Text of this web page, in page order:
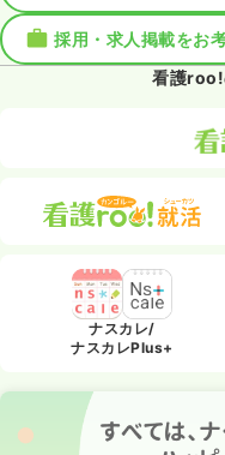
採用・求人掲載をお
看護roo!
ナスカレ/
ナスカレPlus+